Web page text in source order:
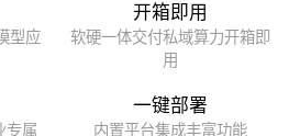
型应
开箱即用
软硬一体交付私域算力开箱即
用
专属
一键部署
内置平台集成丰富功能